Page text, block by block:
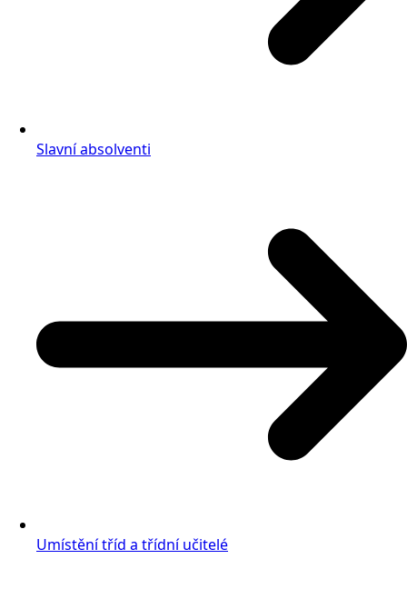
Slavní absolventi
Umístění tříd a třídní učitelé